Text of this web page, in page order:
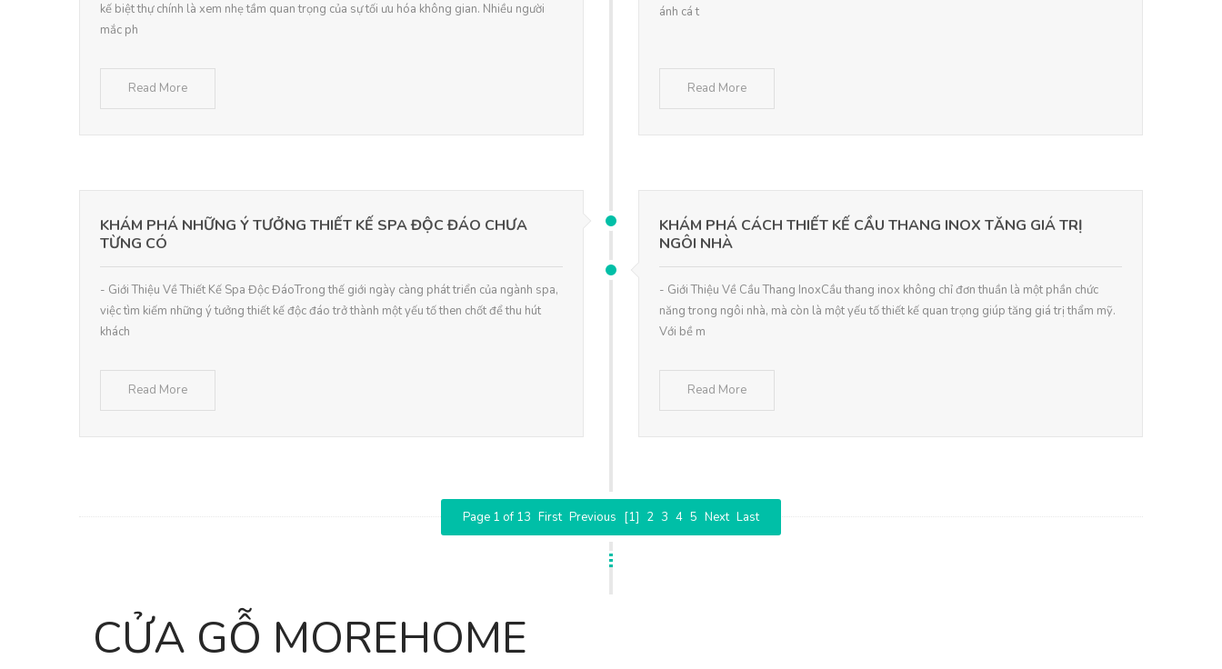
kế biệt thự chính là xem nhẹ tầm quan trọng của sự tối ưu hóa không gian. Nhiều người
mắc ph
Read More
ánh cá t
Read More
KHÁM PHÁ NHỮNG Ý TƯỞNG THIẾT KẾ SPA ĐỘC ĐÁO CHƯA
TỪNG CÓ
- Giới Thiệu Về Thiết Kế Spa Độc ĐáoTrong thế giới ngày càng phát triển của ngành spa,
việc tìm kiếm những ý tưởng thiết kế độc đáo trở thành một yếu tố then chốt để thu hút
khách
Read More
KHÁM PHÁ CÁCH THIẾT KẾ CẦU THANG INOX TĂNG GIÁ TRỊ
NGÔI NHÀ
- Giới Thiệu Về Cầu Thang InoxCầu thang inox không chỉ đơn thuần là một phần chức
năng trong ngôi nhà, mà còn là một yếu tố thiết kế quan trọng giúp tăng giá trị thẩm mỹ.
Với bề m
Read More
Page 1 of 13 First Previous [1] 2 3 4 5 Next Last
CỬA GỖ MOREHOME